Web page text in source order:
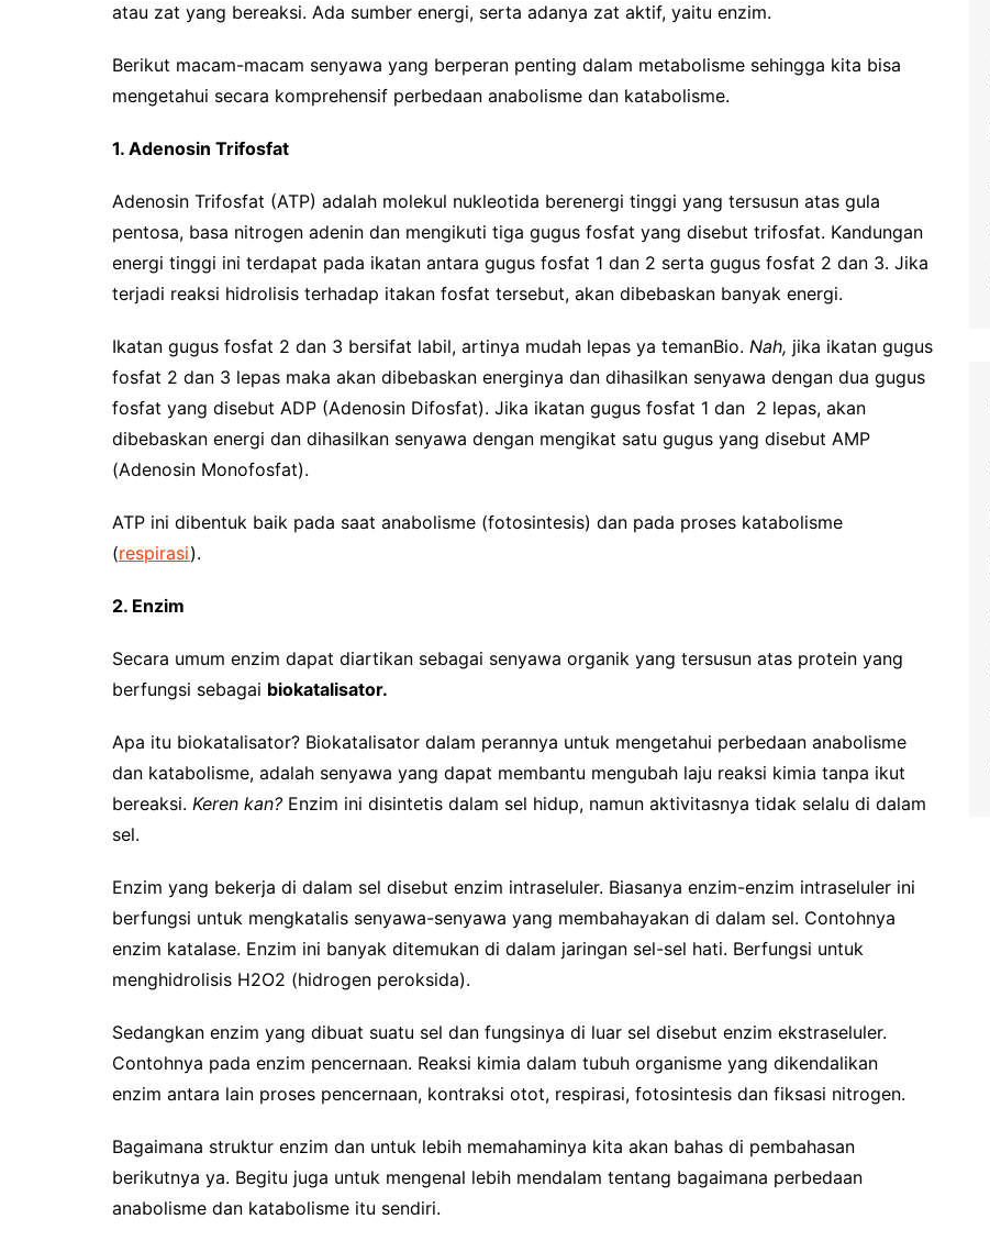
atau zat yang bereaksi. Ada sumber energi, serta adanya zat aktif, yaitu enzim.
Berikut macam-macam senyawa yang berperan penting dalam metabolisme sehingga kita bisa
mengetahui secara komprehensif perbedaan anabolisme dan katabolisme.
1. Adenosin Trifosfat
Adenosin Trifosfat (ATP) adalah molekul nukleotida berenergi tinggi yang tersusun atas gula
pentosa, basa nitrogen adenin dan mengikuti tiga gugus fosfat yang disebut trifosfat. Kandungan
energi tinggi ini terdapat pada ikatan antara gugus fosfat 1 dan 2 serta gugus fosfat 2 dan 3. Jika
terjadi reaksi hidrolisis terhadap itakan fosfat tersebut, akan dibebaskan banyak energi.
Ikatan gugus fosfat 2 dan 3 bersifat labil, artinya mudah lepas ya temanBio. Nah, jika ikatan gugus
fosfat 2 dan 3 lepas maka akan dibebaskan energinya dan dihasilkan senyawa dengan dua gugus
fosfat yang disebut ADP (Adenosin Difosfat). Jika ikatan gugus fosfat 1 dan 2 lepas, akan
dibebaskan energi dan dihasilkan senyawa dengan mengikat satu gugus yang disebut AMP
(Adenosin Monofosfat).
ATP ini dibentuk baik pada saat anabolisme (fotosintesis) dan pada proses katabolisme
(respirasi).
2. Enzim
Secara umum enzim dapat diartikan sebagai senyawa organik yang tersusun atas protein yang
berfungsi sebagai biokatalisator.
Apa itu biokatalisator? Biokatalisator dalam perannya untuk mengetahui perbedaan anabolisme
dan katabolisme, adalah senyawa yang dapat membantu mengubah laju reaksi kimia tanpa ikut
bereaksi. Keren kan? Enzim ini disintetis dalam sel hidup, namun aktivitasnya tidak selalu di dalam
sel.
Enzim yang bekerja di dalam sel disebut enzim intraseluler. Biasanya enzim-enzim intraseluler ini
berfungsi untuk mengkatalis senyawa-senyawa yang membahayakan di dalam sel. Contohnya
enzim katalase. Enzim ini banyak ditemukan di dalam jaringan sel-sel hati. Berfungsi untuk
menghidrolisis H2O2 (hidrogen peroksida).
Sedangkan enzim yang dibuat suatu sel dan fungsinya di luar sel disebut enzim ekstraseluler.
Contohnya pada enzim pencernaan. Reaksi kimia dalam tubuh organisme yang dikendalikan
enzim antara lain proses pencernaan, kontraksi otot, respirasi, fotosintesis dan fiksasi nitrogen.
Bagaimana struktur enzim dan untuk lebih memahaminya kita akan bahas di pembahasan
berikutnya ya. Begitu juga untuk mengenal lebih mendalam tentang bagaimana perbedaan
anabolisme dan katabolisme itu sendiri.